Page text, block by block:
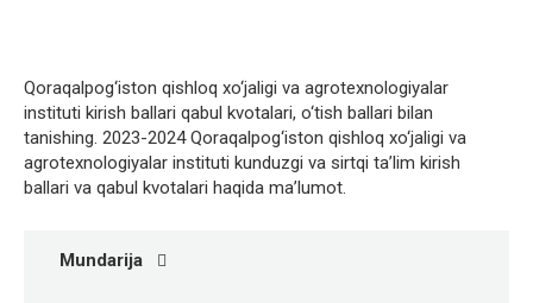
Qoraqalpog‘iston qishloq xo‘jaligi va agrotexnologiyalar
instituti kirish ballari qabul kvotalari, o‘tish ballari bilan
tanishing. 2023-2024 Qoraqalpog‘iston qishloq xo‘jaligi va
agrotexnologiyalar instituti kunduzgi va sirtqi ta’lim kirish
ballari va qabul kvotalari haqida ma’lumot.
Mundarija